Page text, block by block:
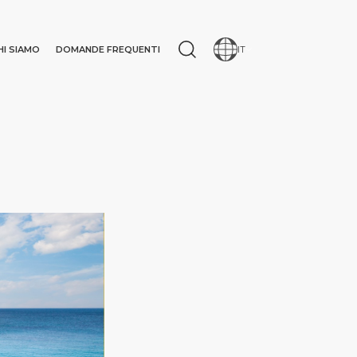
SIAMO DOMANDE FREQUENTI IT